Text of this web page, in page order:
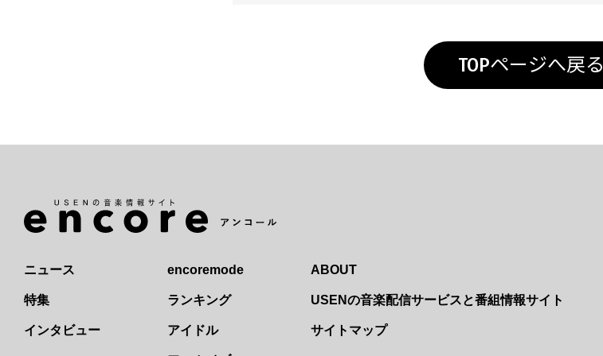
TOPページへ戻る
ニュース
特集
インタビュー
encoremode
ランキング
アイドル
ABOUT
USENの音楽配信サービスと番組情報サイト
サイトマップ